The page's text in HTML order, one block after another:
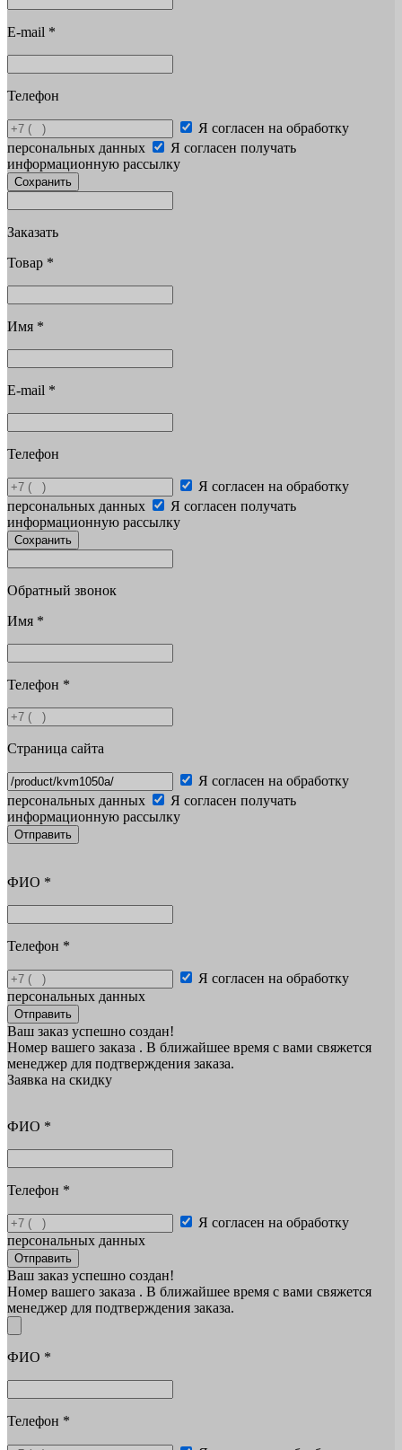
E-mail *
Телефон
Я согласен на обработку
персональных данных
Я согласен получать
информационную рассылку
Сохранить
Заказать
Товар *
Имя *
E-mail *
Телефон
Я согласен на обработку
персональных данных
Я согласен получать
информационную рассылку
Сохранить
Обратный звонок
Имя *
Телефон *
Страница сайта
Я согласен на обработку
персональных данных
Я согласен получать
информационную рассылку
Отправить
ФИО *
Телефон *
Я согласен на обработку
персональных данных
Отправить
Ваш заказ успешно создан!
Номер вашего заказа . В ближайшее время с вами свяжется
менеджер для подтверждения заказа.
Заявка на скидку
ФИО *
Телефон *
Я согласен на обработку
персональных данных
Отправить
Ваш заказ успешно создан!
Номер вашего заказа . В ближайшее время с вами свяжется
менеджер для подтверждения заказа.
ФИО *
Телефон *